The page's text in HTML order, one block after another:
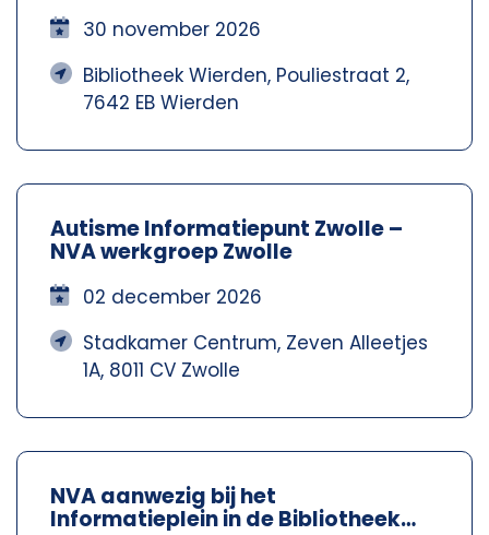
30 november 2026
Bibliotheek Wierden, Pouliestraat 2,
7642 EB Wierden
Autisme Informatiepunt Zwolle –
NVA werkgroep Zwolle
02 december 2026
Stadkamer Centrum, Zeven Alleetjes
1A, 8011 CV Zwolle
NVA aanwezig bij het
Informatieplein in de Bibliotheek